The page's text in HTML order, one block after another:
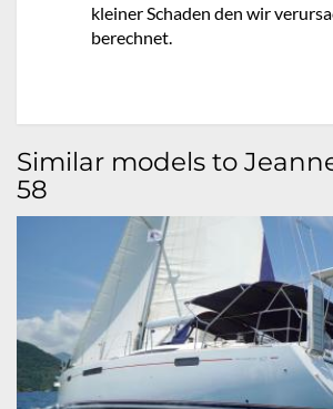
kleiner Schaden den wir
berechnet.
Similar models to
58